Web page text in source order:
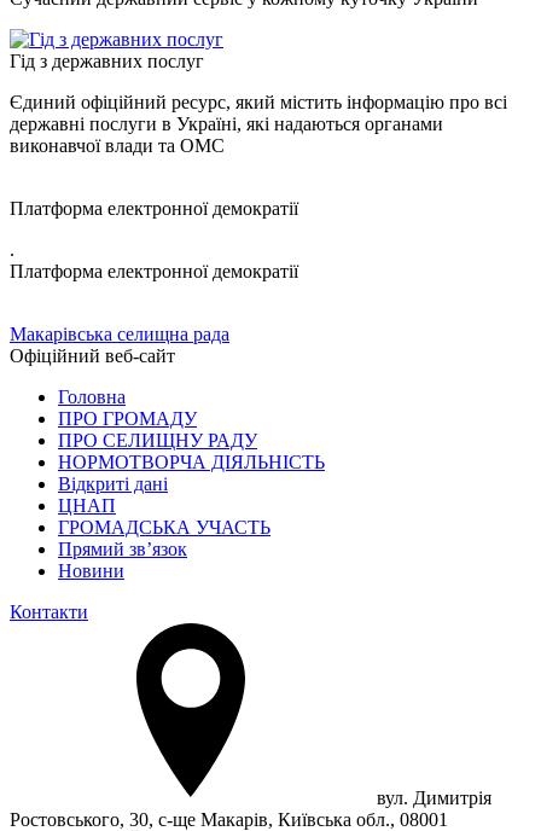
Гід з державних послуг
Єдиний офіційний ресурс, який містить інформацію про всі
державні послуги в Україні, які надаються органами
виконавчої влади та ОМС
Платформа електронної демократії
.
Платформа електронної демократії
Макарівська селищна рада
Офіційний веб-сайт
Головна
ПРО ГРОМАДУ
ПРО СЕЛИЩНУ РАДУ
НОРМОТВОРЧА ДІЯЛЬНІСТЬ
Відкриті дані
ЦНАП
ГРОМАДСЬКА УЧАСТЬ
Прямий зв’язок
Новини
Контакти
вул. Димитрія
Ростовського, 30, с-ще Макарів, Київська обл., 08001